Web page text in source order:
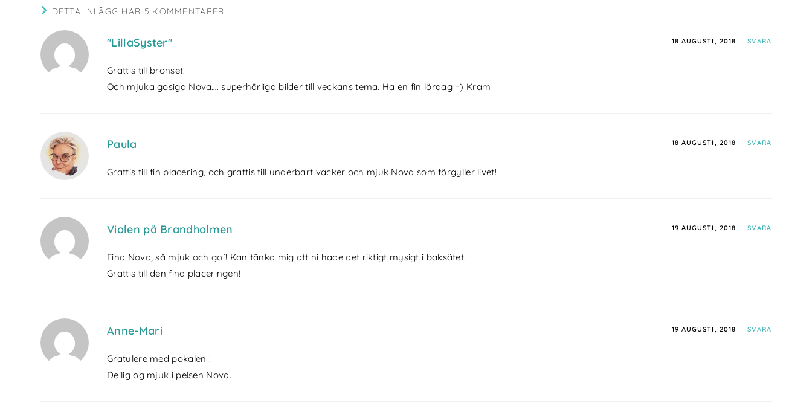
DETTA INLÄGG HAR 5 KOMMENTARER
"LillaSyster" 18 AUGUSTI, 2018 SVARA
Grattis till bronset!
Och mjuka gosiga Nova…. superhärliga bilder till veckans tema. Ha en fin lördag =) Kram
Paula 18 AUGUSTI, 2018 SVARA
Grattis till fin placering, och grattis till underbart vacker och mjuk Nova som förgyller livet!
Violen på Brandholmen 19 AUGUSTI, 2018 SVARA
Fina Nova, så mjuk och go´! Kan tänka mig att ni hade det riktigt mysigt i baksätet.
Grattis till den fina placeringen!
Anne-Mari 19 AUGUSTI, 2018 SVARA
Gratulere med pokalen !
Deilig og mjuk i pelsen Nova.